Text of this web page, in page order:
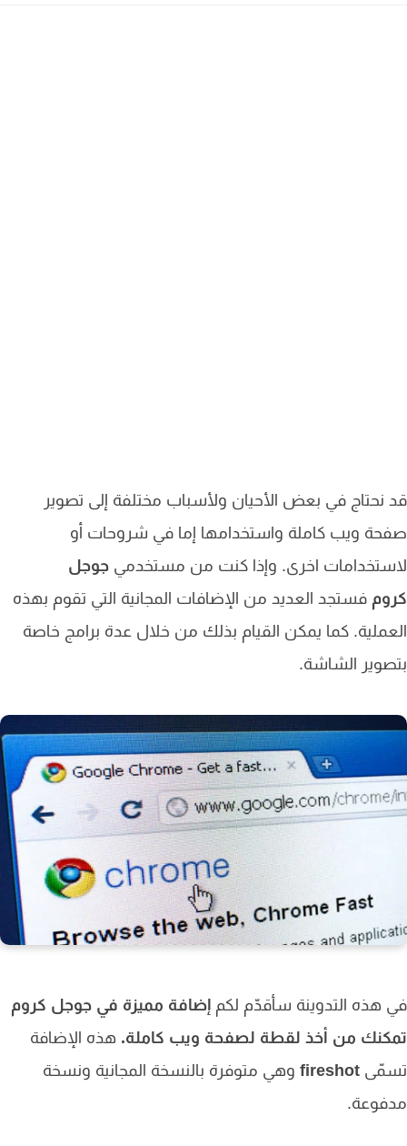
نحتاج في بعض الأحيان ولأسباب مختلفة إلى تصوير
ويب كاملة واستخدامها إما في شروحات أو
اخرى. وإذا كنت من مستخدميجوجل
فستجد العديد من الإضافات المجانية التي تقوم بهذه
كما يمكن القيام بذلك من خلال عدة برامج خاصة
الشاشة.
هذه التدوينة سأقدّم لكمإضافة مميزة في جوجل كروم
من أخذ لقطة لصفحة ويب كاملة.هذه الإضافة
fireshot
وهي متوفرة بالنسخة المجانية ونسخة